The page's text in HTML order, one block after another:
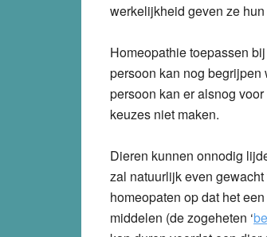
werkelijkheid geven ze
Homeopathie toepassen
persoon kan nog
persoon kan er alsnog
keuzes niet maken.
Dieren kunnen onnodig
zal natuurlijk even
homeopaten op dat het
middelen (de zogeheten ‘